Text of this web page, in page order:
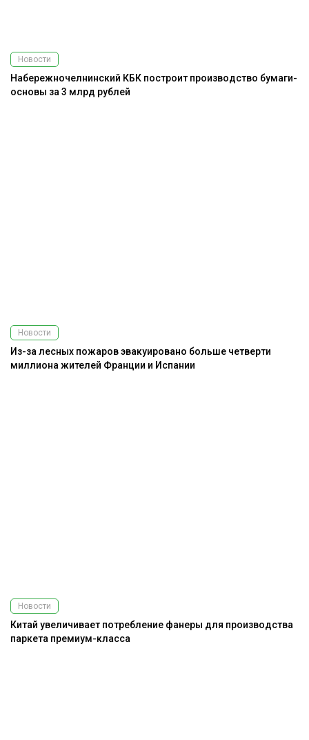
Новости
Набережночелнинский КБК построит производство бумаги-
основы за 3 млрд рублей
Новости
Из-за лесных пожаров эвакуировано больше четверти
миллиона жителей Франции и Испании
Новости
Китай увеличивает потребление фанеры для производства
паркета премиум-класса